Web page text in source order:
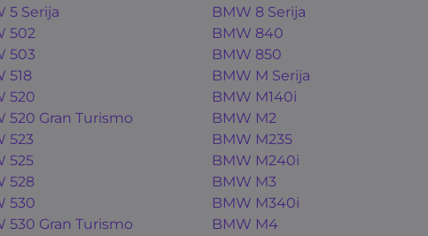
5 Serija
502
503
518
520
520 Gran Turismo
523
525
528
530
530 Gran Turismo
BMW 8 Serija
BMW 840
BMW 850
BMW M Serija
BMW M140i
BMW M2
BMW M235
BMW M240i
BMW M3
BMW M340i
BMW M4